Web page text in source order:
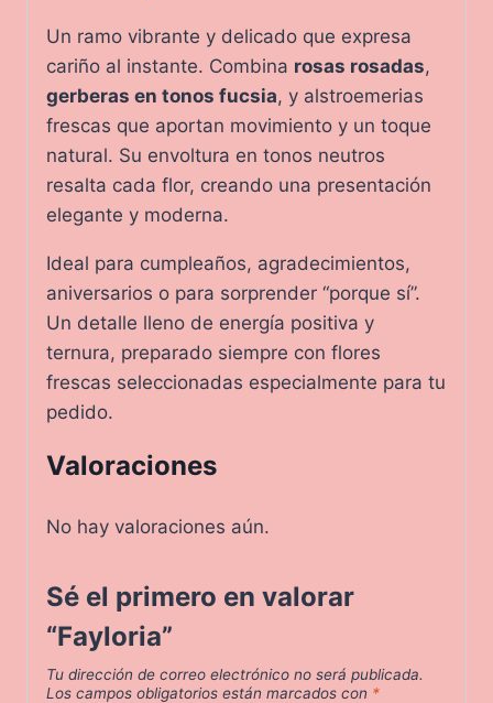
Un ramo vibrante y delicado que expresa
cariño al instante. Combina rosas rosadas,
gerberas en tonos fucsia, y alstroemerias
frescas que aportan movimiento y un toque
natural. Su envoltura en tonos neutros
resalta cada flor, creando una presentación
elegante y moderna.
Ideal para cumpleaños, agradecimientos,
aniversarios o para sorprender “porque sí”.
Un detalle lleno de energía positiva y
ternura, preparado siempre con flores
frescas seleccionadas especialmente para tu
pedido.
Valoraciones
No hay valoraciones aún.
Sé el primero en valorar
“Fayloria”
Tu dirección de correo electrónico no será publicada.
Los campos obligatorios están marcados con *